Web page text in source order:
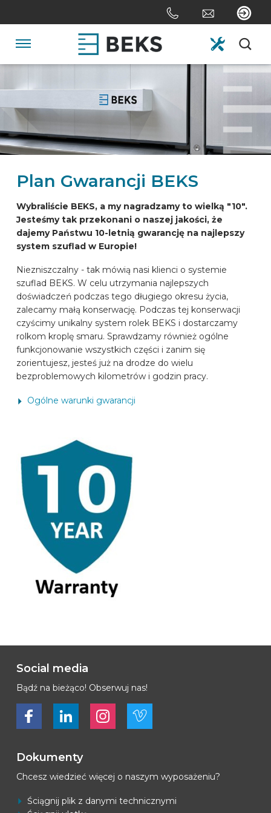
to
Jump
the
navigation
O NAS
NA ZAMÓWIENIE
SEKTORY
MARKI SAMOCHODÓW
KONTAKT
SKONFIGUROWAĆ ONLINE
PL
Plan Gwarancji BEKS
Wybraliście BEKS, a my nagradzamy to wielką "10".
Jesteśmy tak przekonani o naszej jakości, że
dajemy Państwu 10-letnią gwarancję na najlepszy
system szuflad w Europie!
Niezniszczalny - tak mówią nasi klienci o systemie
szuflad BEKS. W celu utrzymania najlepszych
doświadczeń podczas tego długiego okresu życia,
zalecamy małą konserwację. Podczas tej konserwacji
czyścimy unikalny system rolek BEKS i dostarczamy
rolkom kroplę smaru. Sprawdzamy również ogólne
funkcjonowanie wszystkich części i zanim się
zorientujesz, jesteś już na drodze do wielu
bezproblemowych kilometrów i godzin pracy.
Ogólne warunki gwarancji
Social media
Bądź na bieżąco! Obserwuj nas!
Bekijk ons op FacebookBekijk ons op LinkedInBekijk ons op LinkedInBekijk ons op Vimeo
Dokumenty
Chcesz wiedzieć więcej o naszym wyposażeniu?
Ściągnij plik z danymi technicznymi